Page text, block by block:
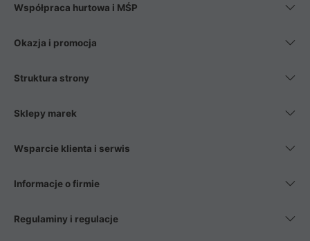
Współpraca hurtowa i MŚP
Okazja i promocja
Struktura strony
Sklepy marek
Wsparcie klienta i serwis
Informacje o firmie
Regulaminy i regulacje